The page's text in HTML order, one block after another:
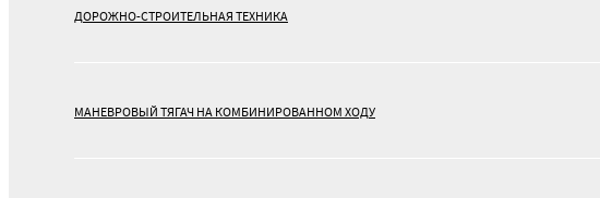
ДОРОЖНО-СТРОИТЕЛЬНАЯ ТЕХНИКА
МАНЕВРОВЫЙ ТЯГАЧ НА КОМБИНИРОВАННОМ ХОДУ